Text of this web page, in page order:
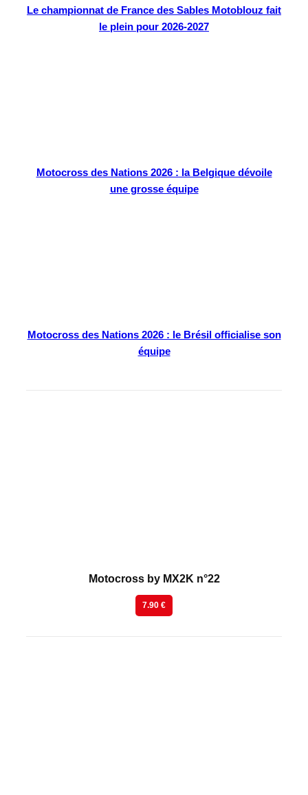
Le championnat de France des Sables Motoblouz fait
le plein pour 2026-2027
Motocross des Nations 2026 : la Belgique dévoile
une grosse équipe
Motocross des Nations 2026 : le Brésil officialise son
équipe
Motocross by MX2K n°22
7.90 €